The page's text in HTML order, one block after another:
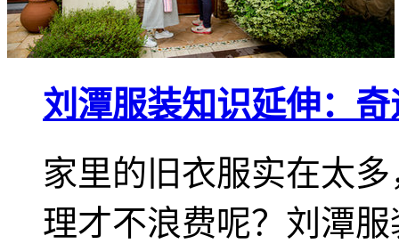
刘潭服装知识延伸：
家里的旧衣服实在太
理才不浪费呢？刘潭